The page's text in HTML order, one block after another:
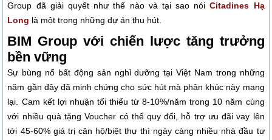
Group đã giải quyết như thế nào và tại sao nóiCitadines Hạ
Long là một trong những dự án thu hút.
BIM Group với chiến lược tăng trưởng
bền vững
Sự bùng nổ bất động sản nghỉ dưỡng tại Việt Nam trong những
năm gần đây đã minh chứng cho sức hút mà phân khúc này mang
lại. Cam kết lợi nhuận tối thiểu từ 8-10%/năm trong 10 năm cùng
với nhiều quà tặng Voucher có thể quy đổi, hỗ trợ ưu đãi vay lên
tới 45-60% giá trị căn hộ/biệt thự thì ngày càng nhiều nhà đầu tư